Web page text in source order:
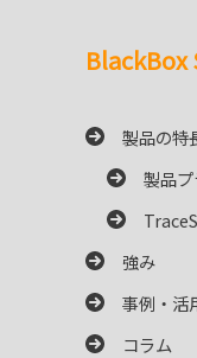
BlackBox
製品の特
製品
強み
事例・活
コラム